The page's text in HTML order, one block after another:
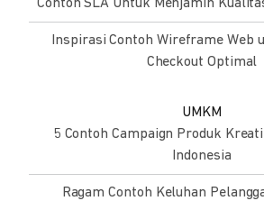
Contoh SLA Untuk Menjamin
Inspirasi Contoh Wireframe Web
Checkout Optimal
UMKM
5 Contoh Campaign Produk
Indonesia
Ragam Contoh Keluhan